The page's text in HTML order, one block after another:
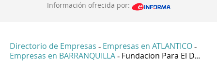
Información ofrecida por:
Directorio de Empresas - Empresas en ATLANTICO -
Empresas en BARRANQUILLA - Fundacion Para El D...